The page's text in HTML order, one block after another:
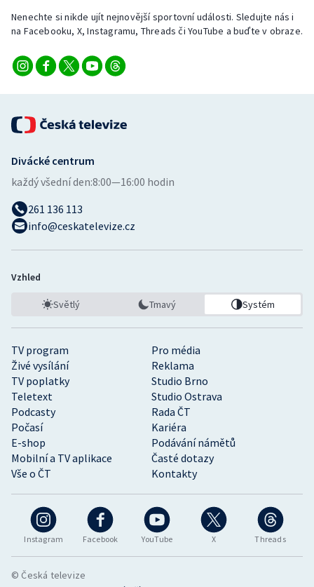
Veslování
Vodní slalom
Ostatní
Nenechte si nikde ujít nejnovější sportovní události. Sledujte nás i
na Facebooku, X, Instagramu, Threads či YouTube a buďte v obraze.
Instagram Facebook YouTube X Threads
TV program
Pro média
Živé vysílání
Reklama
TV poplatky
Studio Brno
Teletext
Studio Ostrava
Podcasty
Rada ČT
Počasí
Kariéra
E-shop
Podávání námětů
Mobilní a TV aplikace
Časté dotazy
Vše o ČT
Kontakty
Divácké centrum
každý všední den:8:00—16:00 hodin
261 136 113
info@ceskatelevize.cz
Vzhled
Světlý Tmavý Systém
© Česká televize